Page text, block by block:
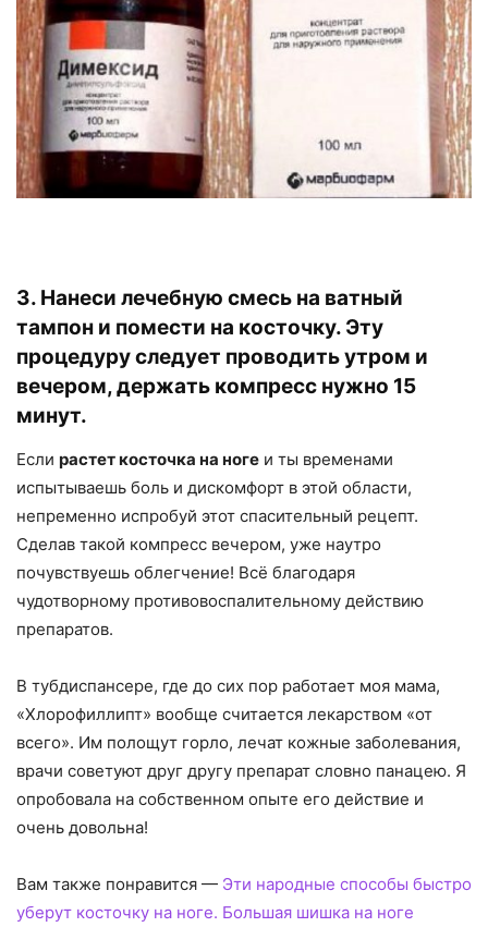
3. Нанеси лечебную смесь на ватный
тампон и помести на косточку. Эту
процедуру следует проводить утром и
вечером, держать компресс нужно 15
минут.
Если растет косточка на ноге и ты временами
испытываешь боль и дискомфорт в этой области,
непременно испробуй этот спасительный рецепт.
Сделав такой компресс вечером, уже наутро
почувствуешь облегчение! Всё благодаря
чудотворному противовоспалительному действию
препаратов.
В тубдиспансере, где до сих пор работает моя мама,
«Хлорофиллипт» вообще считается лекарством «от
всего». Им полощут горло, лечат кожные заболевания,
врачи советуют друг другу препарат словно панацею. Я
опробовала на собственном опыте его действие и
очень довольна!
Вам также понравится — Эти народные способы быстро
уберут косточку на ноге. Большая шишка на ноге